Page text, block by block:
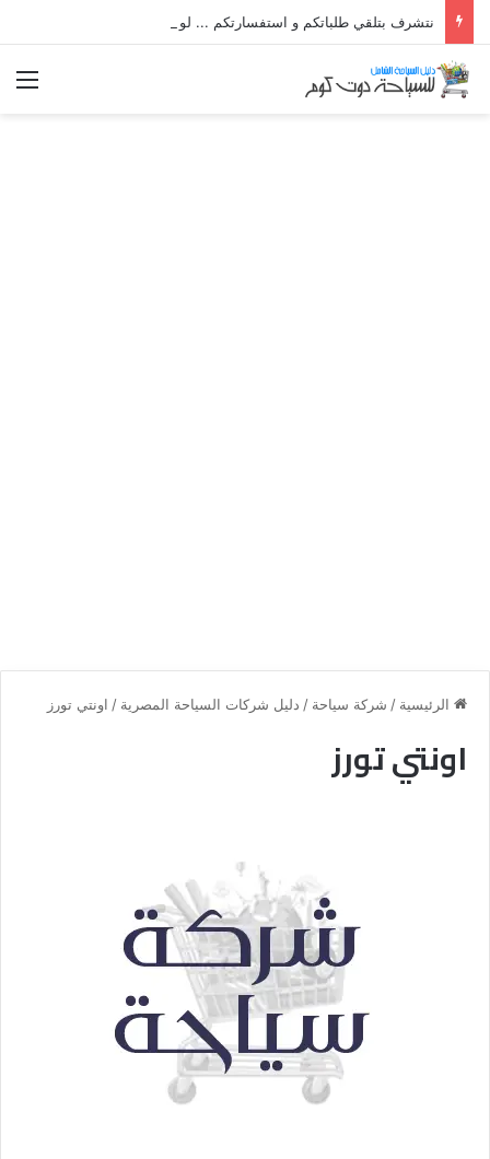
الرئيسية / شركة سياحة / دليل شركات السياحة المصرية / اونتي تورز
اونتي تورز